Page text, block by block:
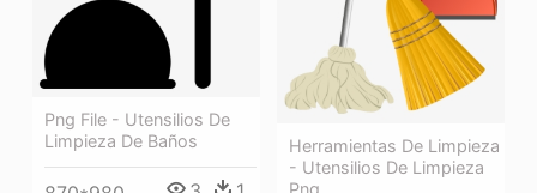
Png File - Utensilios De
Limpieza De Baños
Herramientas De Limpieza
- Utensilios De Limpieza
Png